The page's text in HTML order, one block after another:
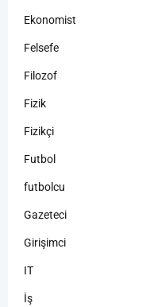
Ekonomist
Felsefe
Filozof
Fizik
Fizikçi
Futbol
futbolcu
Gazeteci
Girişimci
IT
İş